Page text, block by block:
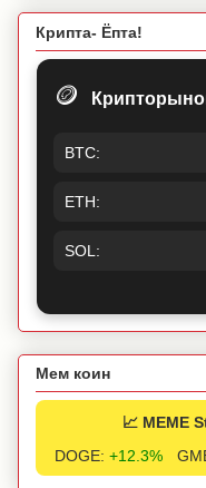
Крипта- Ёпта!
🪙
BTC:
ETH:
SOL:
Мем коин
📈 MEME
DOGE: +12.3%